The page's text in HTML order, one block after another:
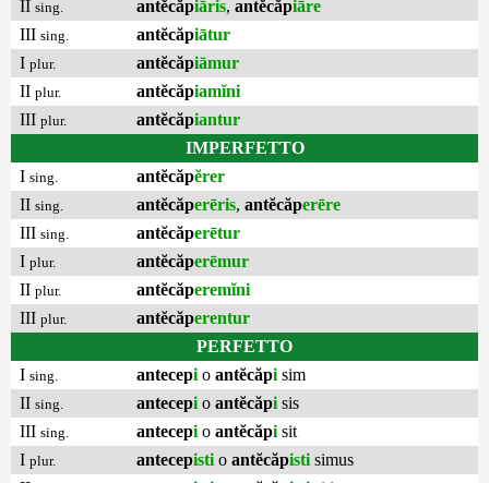
II sing. antĕcăpiāris, antĕcăpiāre
III sing. antĕcăpiātur
I plur. antĕcăpiāmur
II plur. antĕcăpiamĭni
III plur. antĕcăpiantur
IMPERFETTO
I sing. antĕcăpĕrer
II sing. antĕcăperēris, antĕcăperēre
III sing. antĕcăperētur
I plur. antĕcăperēmur
II plur. antĕcăperemĭni
III plur. antĕcăperentur
PERFETTO
I sing. antecepi o antĕcăpi sim
II sing. antecepi o antĕcăpi sis
III sing. antecepi o antĕcăpi sit
I plur. antecepisti o antĕcăpisti simus